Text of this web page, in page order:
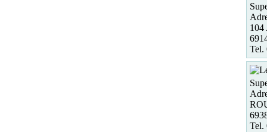
Tel.
Tel.